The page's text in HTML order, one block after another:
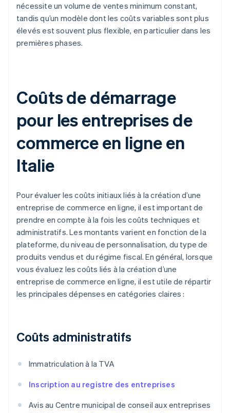
nécessite un volume de ventes minimum constant,
tandis qu’un modèle dont les coûts variables sont plus
élevés est souvent plus flexible, en particulier dans les
premières phases.
Coûts de démarrage
pour les entreprises de
commerce en ligne en
Italie
Pour évaluer les coûts initiaux liés à la création d’une
entreprise de commerce en ligne, il est important de
prendre en compte à la fois les coûts techniques et
administratifs. Les montants varient en fonction de la
plateforme, du niveau de personnalisation, du type de
produits vendus et du régime fiscal. En général, lorsque
vous évaluez les coûts liés à la création d’une
entreprise de commerce en ligne, il est utile de répartir
les principales dépenses en catégories claires :
Coûts administratifs
Immatriculation à la TVA
Inscription au registre des entreprises
Avis au Centre municipal de conseil aux entreprises